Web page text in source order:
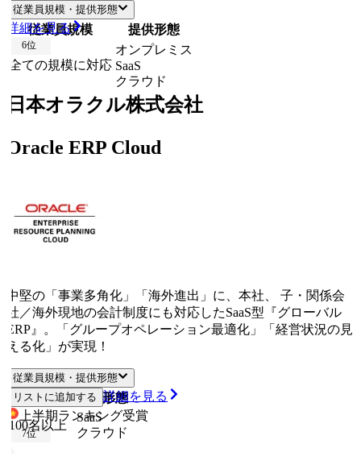
従業員規模・提供形態
従業員規模 提供形態
ての規模に対応
オンプレミス
SaaS
クラウド
細を見る
位
本オラクル株式会社
ERP Cloud
堅の「事業多角化」「海外進出」に、本社、 子・関係会
／海外現地の会計制度にも対応したSaaS型『グローバル
』。「グループオペレーション最適化」「経営状況の見
る化」が実現！
従業員規模・提供形態
業員規模 提供形態
名以上
SaaS
クラウド
リストに追加する 詳細を見る
上半期ランキング受賞
7 位